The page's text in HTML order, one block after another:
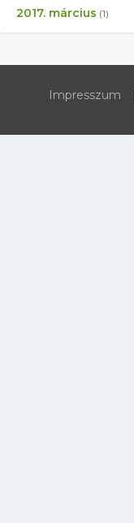
2017. március (1)
Impresszum